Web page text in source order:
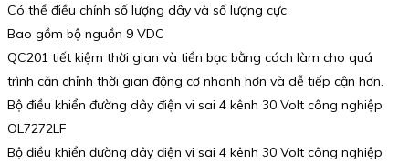
Có thể điều chỉnh số lượng dây và số lượng cực
Bao gồm bộ nguồn 9 VDC
QC201 tiết kiệm thời gian và tiền bạc bằng cách làm cho quá
trình căn chỉnh thời gian động cơ nhanh hơn và dễ tiếp cận hơn.
Bộ điều khiển đường dây điện vi sai 4 kênh 30 Volt công nghiệp
OL7272LF
Bộ điều khiển đường dây điện vi sai 4 kênh 30 Volt công nghiệp